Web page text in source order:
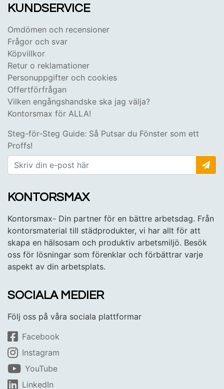
KUNDSERVICE
Omdömen och recensioner
Frågor och svar
Köpvillkor
Retur o reklamationer
Personuppgifter och cookies
Offertförfrågan
Vilken engångshandske ska jag välja?
Kontorsmax för ALLA!
Steg-för-Steg Guide: Så Putsar du Fönster som ett
Proffs!
KONTORSMAX
Kontorsmax- Din partner för en bättre arbetsdag. Från
kontorsmaterial till städprodukter, vi har allt för att
skapa en hälsosam och produktiv arbetsmiljö. Besök
oss för lösningar som förenklar och förbättrar varje
aspekt av din arbetsplats.
SOCIALA MEDIER
Följ oss på våra sociala plattformar
Facebook
Instagram
YouTube
LinkedIn